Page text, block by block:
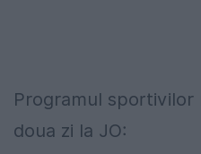
Programul sportivilor
doua zi la JO: